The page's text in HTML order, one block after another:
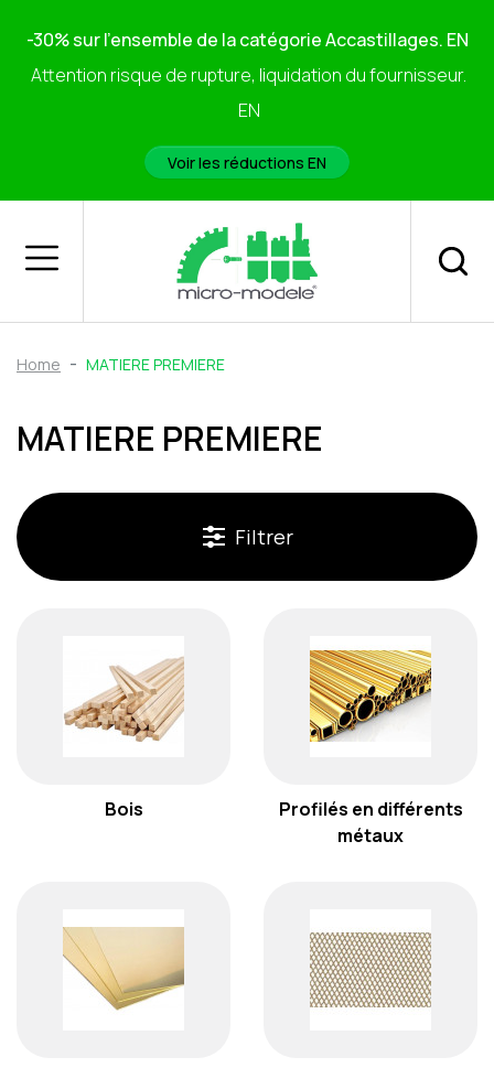
-30% sur l'ensemble de la catégorie Accastillages. EN
Attention risque de rupture, liquidation du fournisseur.
EN
Voir les réductions EN
Home MATIERE PREMIERE
MATIERE PREMIERE
Filtrer
Bois
Profilés en différents
métaux